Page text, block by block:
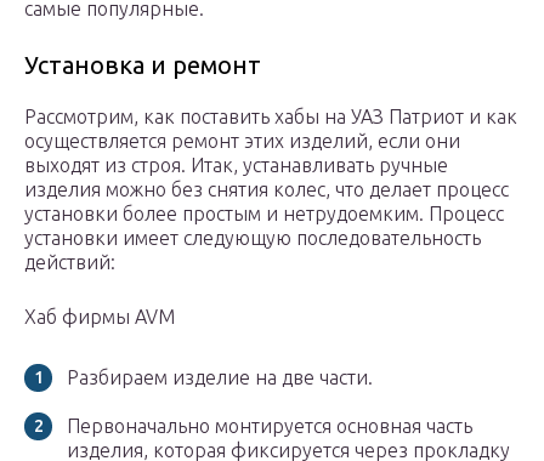
самые популярные.
Установка и ремонт
Рассмотрим, как поставить хабы на УАЗ Патриот и как
осуществляется ремонт этих изделий, если они
выходят из строя. Итак, устанавливать ручные
изделия можно без снятия колес, что делает процесс
установки более простым и нетрудоемким. Процесс
установки имеет следующую последовательность
действий:
Хаб фирмы AVM
Разбираем изделие на две части.
Первоначально монтируется основная часть
изделия, которая фиксируется через прокладку